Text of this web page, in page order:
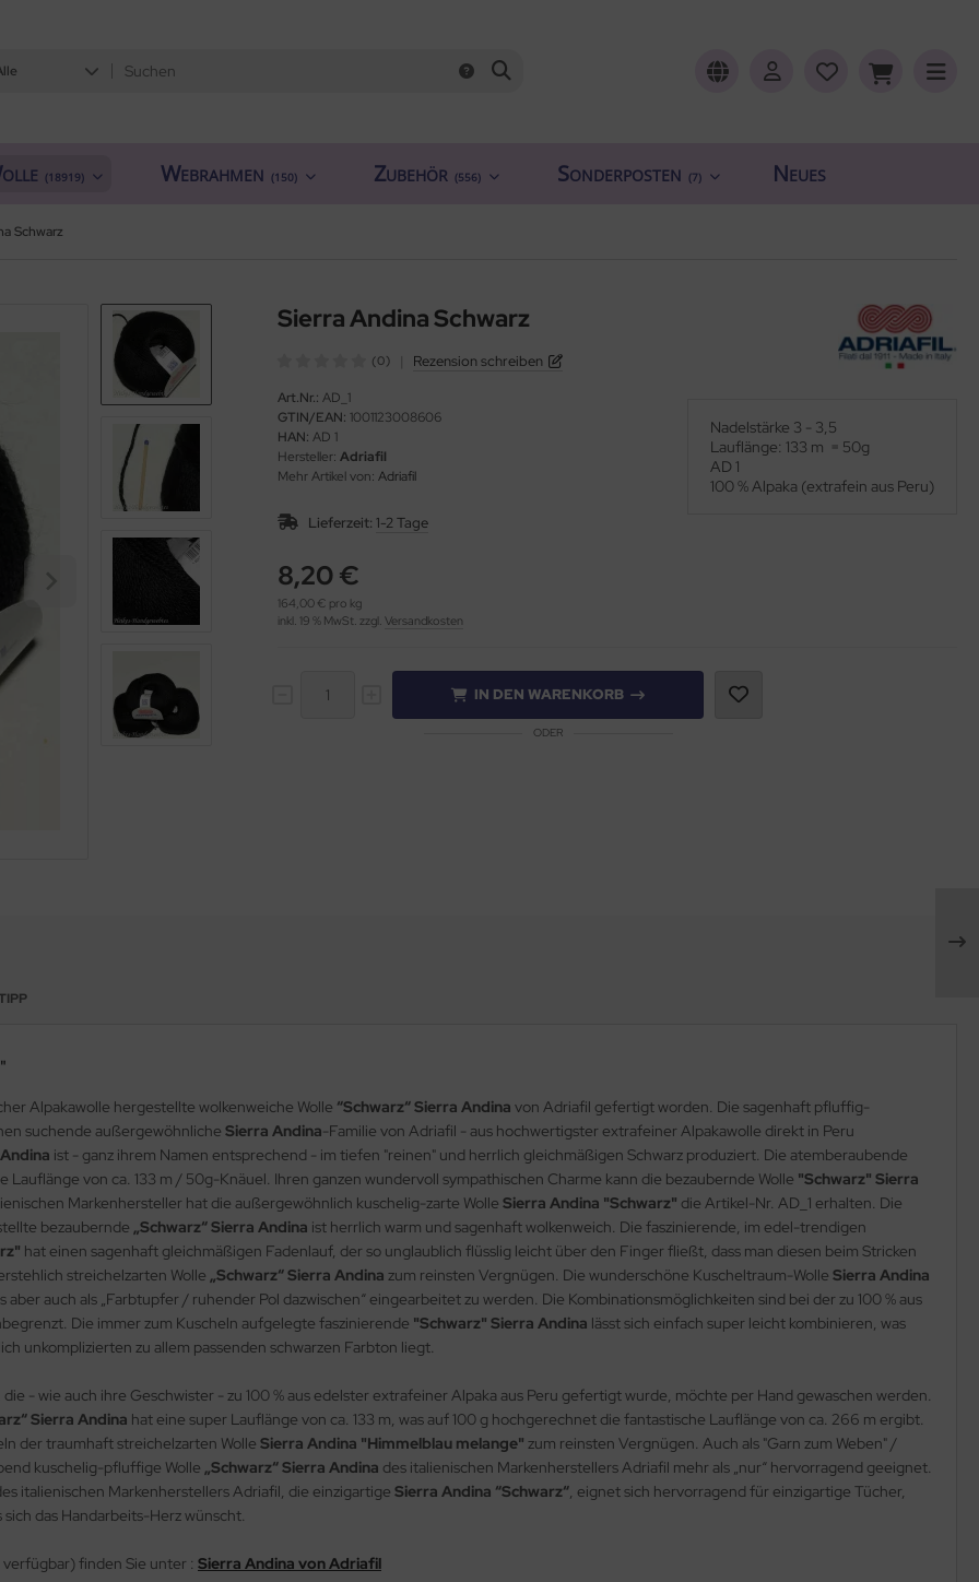
(18919) Webrahmen (150) Zubehör (556) Sonderposten (7) Neues
Schwarz
Sierra Andina Schwarz
(0) Rezension schreiben
Art.Nr.: AD_1
GTIN/EAN: 1001123008606
HAN: AD 1
Hersteller: Adriafil
Mehr Artikel von: Adriafil
Lieferzeit: 1-2 Tage
8,20 €
164,00 € pro kg
inkl. 19 % MwSt. zzgl. Versandkosten
Nadelstärke 3 - 3,5
Lauflänge: 133 m = 50g
AD 1
100 % Alpaka (extrafein aus Peru)
IN DEN WARENKORB
ODER
Alpakawolle hergestellte wolkenweiche Wolle “Schwarz“ Sierra Andina von Adriafil gefertigt worden. Die sagenhaft pfluffig-
suchende außergewöhnliche Sierra Andina-Familie von Adriafil - aus hochwertigster extrafeiner Alpakawolle direkt in Peru
ist - ganz ihrem Namen entsprechend - im tiefen "reinen" und herrlich gleichmäßigen Schwarz produziert. Die atemberaubende
Lauflänge von ca. 133 m / 50g-Knäuel. Ihren ganzen wundervoll sympathischen Charme kann die bezaubernde Wolle "Schwarz" Sierra
Markenhersteller hat die außergewöhnlich kuschelig-zarte Wolle Sierra Andina "Schwarz" die Artikel-Nr. AD_1 erhalten. Die
bezaubernde „Schwarz“ Sierra Andina ist herrlich warm und sagenhaft wolkenweich. Die faszinierende, im edel-trendigen
hat einen sagenhaft gleichmäßigen Fadenlauf, der so unglaublich flüsslig leicht über den Finger fließt, dass man diesen beim Stricken
streichelzarten Wolle „Schwarz“ Sierra Andina zum reinsten Vergnügen. Die wunderschöne Kuscheltraum-Wolle Sierra Andina
aber auch als „Farbtupfer / ruhender Pol dazwischen“ eingearbeitet zu werden. Die Kombinationsmöglichkeiten sind bei der zu 100 % aus
Die immer zum Kuscheln aufgelegte faszinierende "Schwarz" Sierra Andina lässt sich einfach super leicht kombinieren, was
unkomplizierten zu allem passenden schwarzen Farbton liegt.
, die - wie auch ihre Geschwister - zu 100 % aus edelster extrafeiner Alpaka aus Peru gefertigt wurde, möchte per Hand gewaschen werden.
Sierra Andina hat eine super Lauflänge von ca. 133 m, was auf 100 g hochgerechnet die fantastische Lauflänge von ca. 266 m ergibt.
der traumhaft streichelzarten Wolle Sierra Andina "Himmelblau melange" zum reinsten Vergnügen. Auch als "Garn zum Weben" /
kuschelig-pfluffige Wolle „Schwarz“ Sierra Andina des italienischen Markenherstellers Adriafil mehr als „nur“ hervorragend geeignet.
italienischen Markenherstellers Adriafil, die einzigartige Sierra Andina “Schwarz“ , eignet sich hervorragend für einzigartige Tücher,
das Handarbeits-Herz wünscht.
finden Sie unter : Sierra Andina von Adriafil